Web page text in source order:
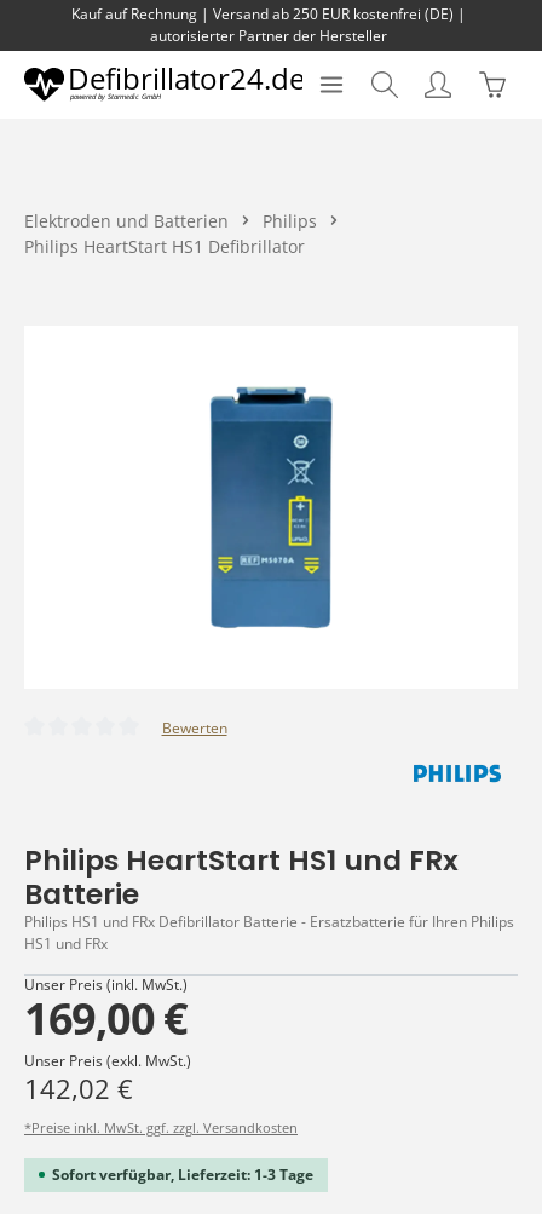
Zum Hauptinhalt springen
Kauf auf Rechnung | Versand ab 250 EUR kostenfrei (DE) |
autorisierter Partner der Hersteller
Elektroden und Batterien
Philips
Philips HeartStart HS1 Defibrillator
Bewerten
Philips HeartStart HS1 und FRx
Batterie
Philips HS1 und FRx Defibrillator Batterie - Ersatzbatterie für Ihren Philips
HS1 und FRx
Unser Preis (inkl. MwSt.)
169,00 €
Unser Preis (exkl. MwSt.)
142,02 €
*Preise inkl. MwSt. ggf. zzgl. Versandkosten
Sofort verfügbar, Lieferzeit: 1-3 Tage